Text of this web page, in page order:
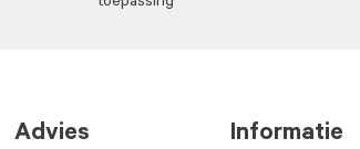
Advies Informatie